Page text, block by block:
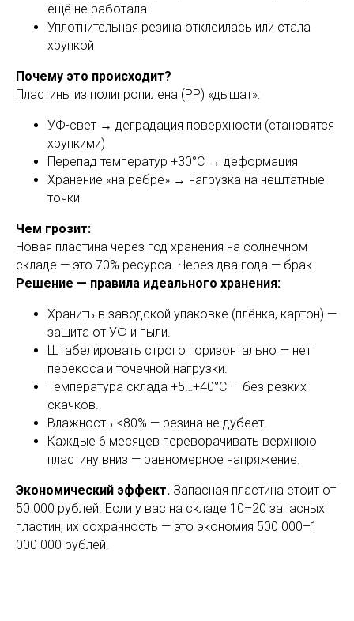
ещё не работала
Уплотнительная резина отклеилась или стала
хрупкой
Почему это происходит?
Пластины из полипропилена (PP) «дышат»:
УФ-свет → деградация поверхности (становятся
хрупкими)
Перепад температур +30°С → деформация
Хранение «на ребре» → нагрузка на нештатные
точки
Чем грозит:
Новая пластина через год хранения на солнечном
складе — это 70% ресурса. Через два года — брак.
Решение — правила идеального хранения:
Хранить в заводской упаковке (плёнка, картон) —
защита от УФ и пыли.
Штабелировать строго горизонтально — нет
перекоса и точечной нагрузки.
Температура склада +5…+40°С — без резких
скачков.
Влажность <80% — резина не дубеет.
Каждые 6 месяцев переворачивать верхнюю
пластину вниз — равномерное напряжение.
Экономический эффект. Запасная пластина стоит от
50 000 рублей. Если у вас на складе 10–20 запасных
пластин, их сохранность — это экономия 500 000–1
000 000 рублей.